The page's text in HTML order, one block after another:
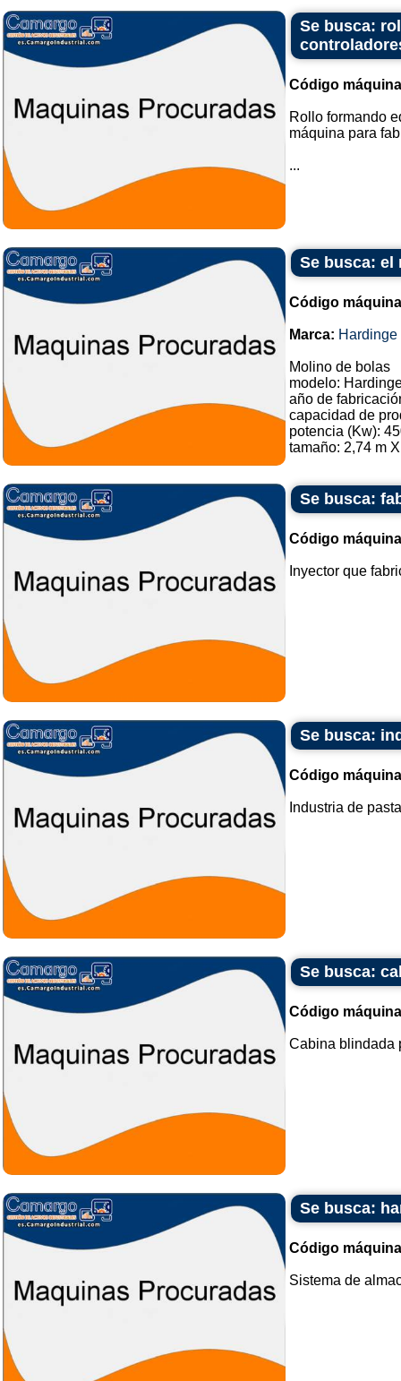
Se busca:
Código
Rollo formando
máquina para
...
Se busca: el
Código
Marca: Hardinge
Molino de bolas
modelo:
año de
capacidad de
potencia (Kw):
tamaño: 2,74 m
Se busca:
Código
Inyector que
Se busca:
Código
Industria de
Se busca:
Código
Cabina blindada
Se busca:
Código
Sistema de